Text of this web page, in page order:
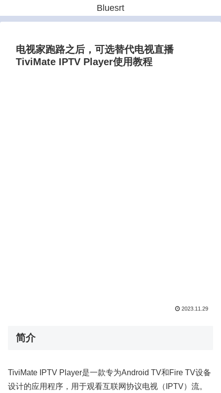
Bluesrt
电视家跑路之后，可选替代电视直播
TiviMate IPTV Player使用教程
2023.11.29
简介
TiviMate IPTV Player是一款专为Android TV和Fire TV设备
设计的应用程序，用于观看互联网协议电视（IPTV）流。